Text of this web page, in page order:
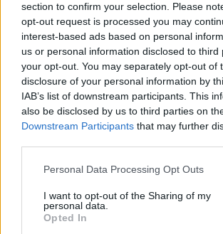
section to confirm your selection. Please
opt-out request is processed you may
interest-based ads based on personal
us or personal information disclosed to third
your opt-out. You may separately opt-out of
disclosure of your personal information by
IAB’s list of downstream participants. This
also be disclosed by us to third parties on
Downstream Participants that may further
Please note that this website/app uses one
not limited to your visit or usage behaviour.
grant or deny consent to Google and its
use your data for below specified purposes
Personal Data Processing Opt Outs
I want to opt-out of the Sharing of my
personal data.
Opted In
ridurre l’ansia e il nervosismo.
AUTORE
Redazione di style24